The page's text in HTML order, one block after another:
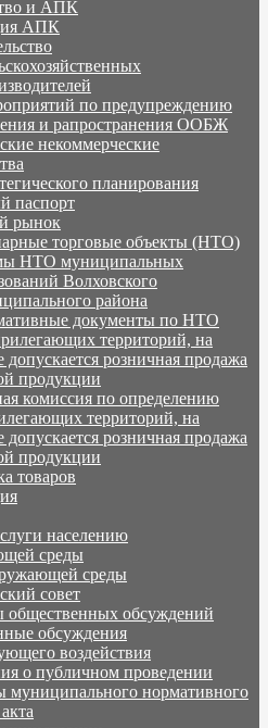
и АПК
АПК
по предупреждению
и рапространения ООБЖ
некоммерческие
планирования
паспорт
рынок
торговые объекты (НТО)
НТО муниципальных
Волховского
района
документы по НТО
территорий, на
допускается розничная продажа
продукции
комиссия по определению
территорий, на
допускается розничная продажа
продукции
товаров
населению
среды
среды
совет
общественных обсуждений
обсуждения
воздействия
о публичном проведении
муниципального нормативного